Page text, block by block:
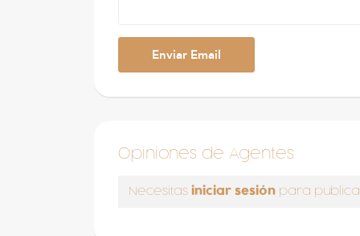
Opiniones de Agentes
Necesitas iniciar sesión para